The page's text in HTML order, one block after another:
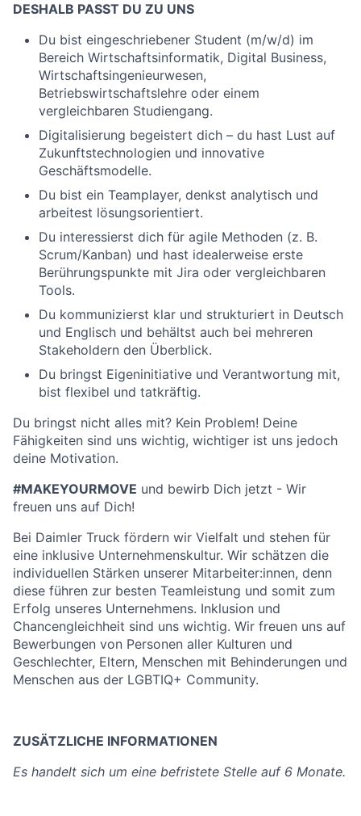
DESHALB PASST DU ZU UNS
Du bist eingeschriebener Student (m/w/d) im
Bereich Wirtschaftsinformatik, Digital Business,
Wirtschaftsingenieurwesen,
Betriebswirtschaftslehre oder einem
vergleichbaren Studiengang.
Digitalisierung begeistert dich – du hast Lust auf
Zukunftstechnologien und innovative
Geschäftsmodelle.
Du bist ein Teamplayer, denkst analytisch und
arbeitest lösungsorientiert.
Du interessierst dich für agile Methoden (z. B.
Scrum/Kanban) und hast idealerweise erste
Berührungspunkte mit Jira oder vergleichbaren
Tools.
Du kommunizierst klar und strukturiert in Deutsch
und Englisch und behältst auch bei mehreren
Stakeholdern den Überblick.
Du bringst Eigeninitiative und Verantwortung mit,
bist flexibel und tatkräftig.
Du bringst nicht alles mit? Kein Problem! Deine
Fähigkeiten sind uns wichtig, wichtiger ist uns jedoch
deine Motivation.
#MAKEYOURMOVE und bewirb Dich jetzt - Wir
freuen uns auf Dich!
Bei Daimler Truck fördern wir Vielfalt und stehen für
eine inklusive Unternehmenskultur. Wir schätzen die
individuellen Stärken unserer Mitarbeiter:innen, denn
diese führen zur besten Teamleistung und somit zum
Erfolg unseres Unternehmens. Inklusion und
Chancengleichheit sind uns wichtig. Wir freuen uns auf
Bewerbungen von Personen aller Kulturen und
Geschlechter, Eltern, Menschen mit Behinderungen und
Menschen aus der LGBTIQ+ Community.
ZUSÄTZLICHE INFORMATIONEN
Es handelt sich um eine befristete Stelle auf 6 Monate.